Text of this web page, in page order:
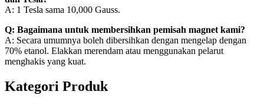
A: 1 Tesla sama 10,000 Gauss.
Q: Bagaimana untuk membersihkan pemisah magnet kami?
A: Secara umumnya boleh dibersihkan dengan mengelap dengan
70% etanol. Elakkan merendam atau menggunakan pelarut
menghakis yang kuat.
Kategori Produk